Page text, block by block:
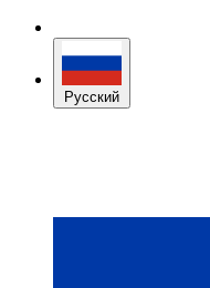
Русский